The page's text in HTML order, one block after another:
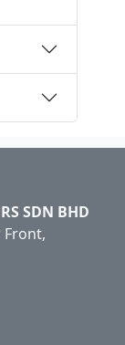
SDN BHD
Front,